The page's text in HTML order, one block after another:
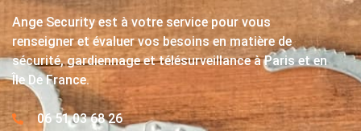
Ange Security est à votre service pour vous
renseigner et évaluer vos besoins en matière de
sécurité, gardiennage et télésurveillance à Paris et en
Île De France.
06 51 03 68 26